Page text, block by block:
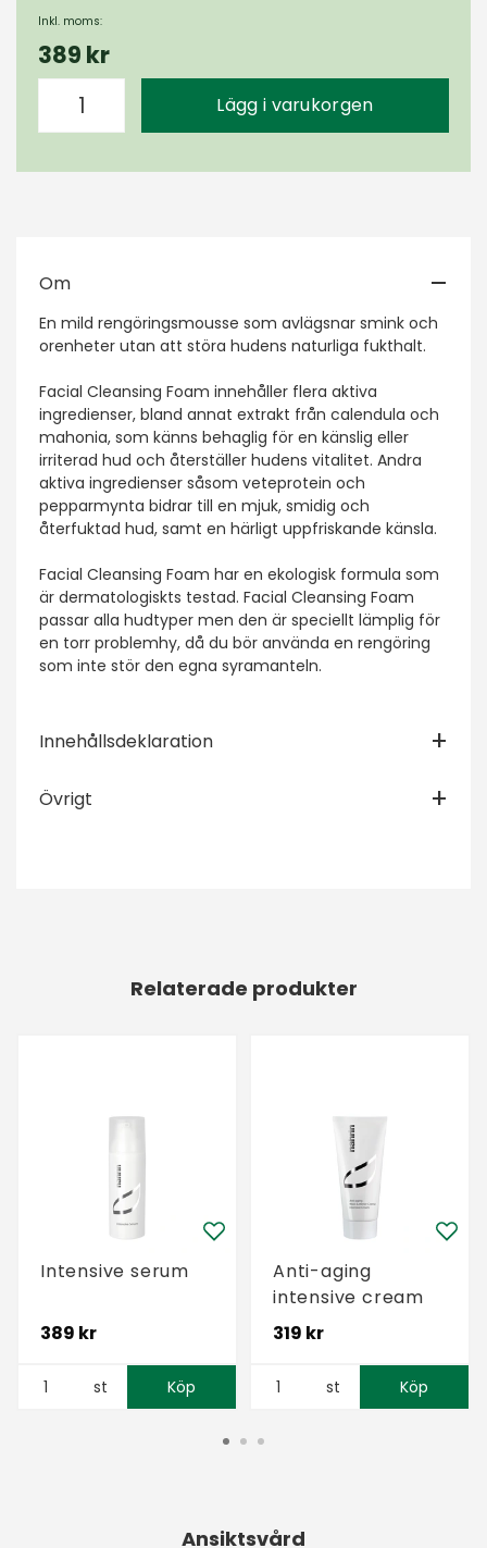
Inkl. moms:
389 kr
Lägg i varukorgen
Om
En mild rengöringsmousse som avlägsnar smink och
orenheter utan att störa hudens naturliga fukthalt.
Facial Cleansing Foam innehåller flera aktiva
ingredienser, bland annat extrakt från calendula och
mahonia, som känns behaglig för en känslig eller
irriterad hud och återställer hudens vitalitet. Andra
aktiva ingredienser såsom veteprotein och
pepparmynta bidrar till en mjuk, smidig och
återfuktad hud, samt en härligt uppfriskande känsla.
Facial Cleansing Foam har en ekologisk formula som
är dermatologiskts testad. Facial Cleansing Foam
passar alla hudtyper men den är speciellt lämplig för
en torr problemhy, då du bör använda en rengöring
som inte stör den egna syramanteln.
Innehållsdeklaration
Övrigt
Relaterade produkter
Intensive serum
389 kr
st Köp
Anti-aging
intensive cream
319 kr
st Köp
Ansiktsvård